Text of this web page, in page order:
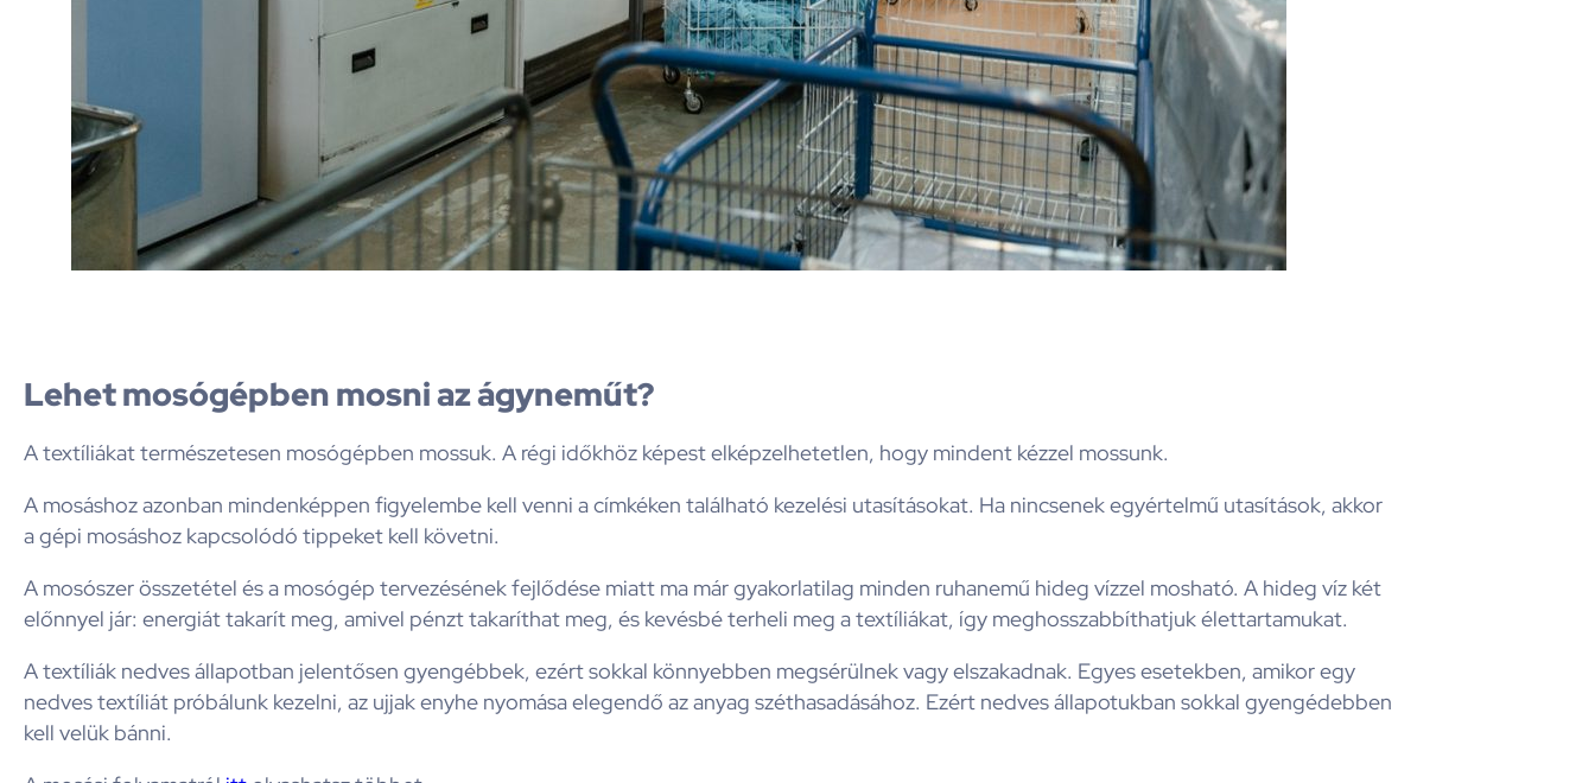
Lehet mosógépben mosni az ágyneműt?
A textíliákat természetesen mosógépben mossuk. A régi időkhöz képest elképzelhetetlen, hogy mindent kézzel mossunk.
A mosáshoz azonban mindenképpen figyelembe kell venni a címkéken található kezelési utasításokat. Ha nincsenek egyértelmű utasítások, akkor
a gépi mosáshoz kapcsolódó tippeket kell követni.
A mosószer összetétel és a mosógép tervezésének fejlődése miatt ma már gyakorlatilag minden ruhanemű hideg vízzel mosható. A hideg víz két
előnnyel jár: energiát takarít meg, amivel pénzt takaríthat meg, és kevésbé terheli meg a textíliákat, így meghosszabbíthatjuk élettartamukat.
A textíliák nedves állapotban jelentősen gyengébbek, ezért sokkal könnyebben megsérülnek vagy elszakadnak. Egyes esetekben, amikor egy
nedves textíliát próbálunk kezelni, az ujjak enyhe nyomása elegendő az anyag széthasadásához. Ezért nedves állapotukban sokkal gyengédebben
kell velük bánni.